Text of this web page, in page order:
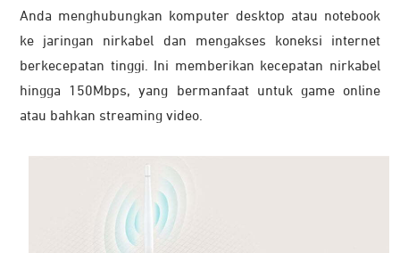
Anda menghubungkan komputer desktop atau notebook
ke jaringan nirkabel dan mengakses koneksi internet
berkecepatan tinggi. Ini memberikan kecepatan nirkabel
hingga 150Mbps, yang bermanfaat untuk game online
atau bahkan streaming video.